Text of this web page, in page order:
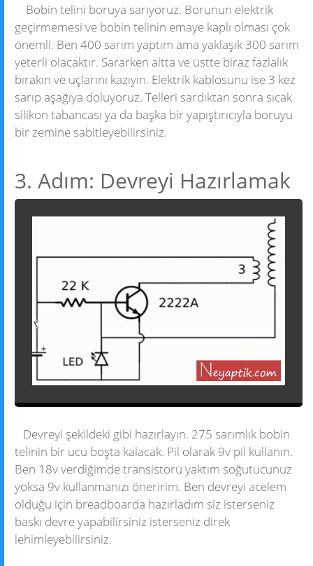
Bobin telini boruya sarıyoruz. Borunun elektrik
geçirmemesi ve bobin telinin emaye kaplı olması çok
önemli. Ben 400 sarım yaptım ama yaklaşık 300 sarım
yeterli olacaktır. Sararken altta ve üstte biraz fazlalık
bırakın ve uçlarını kazıyın. Elektrik kablosunu ise 3 kez
sarıp aşağıya doluyoruz. Telleri sardıktan sonra sıcak
silikon tabancası ya da başka bir yapıştırıcıyla boruyu
bir zemine sabitleyebilirsiniz.
3. Adım: Devreyi Hazırlamak
Devreyi şekildeki gibi hazırlayın. 275 sarımlık bobin
telinin bir ucu boşta kalacak. Pil olarak 9v pil kullanın.
Ben 18v verdiğimde transistörü yaktım soğutucunuz
yoksa 9v kullanmanızı öneririm. Ben devreyi acelem
olduğu için breadboarda hazırladım siz isterseniz
baskı devre yapabilirsiniz isterseniz direk
lehimleyebilirsiniz.